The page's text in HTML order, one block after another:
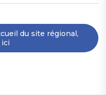
du site régional,